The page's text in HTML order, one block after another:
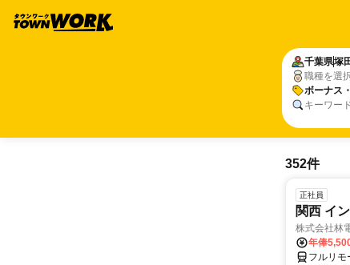
千葉県塚
職種を選
ボーナス
キーワー
352件
正社員
関西 イ
株式会社林
年俸
フルリモ